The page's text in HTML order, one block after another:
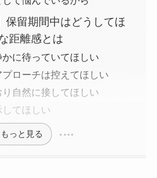
保留期間中はどうしてほ
距離感とは
に待っていてほしい
プローチは控えてほしい
自然に接してほしい
てほしい
もっと見る